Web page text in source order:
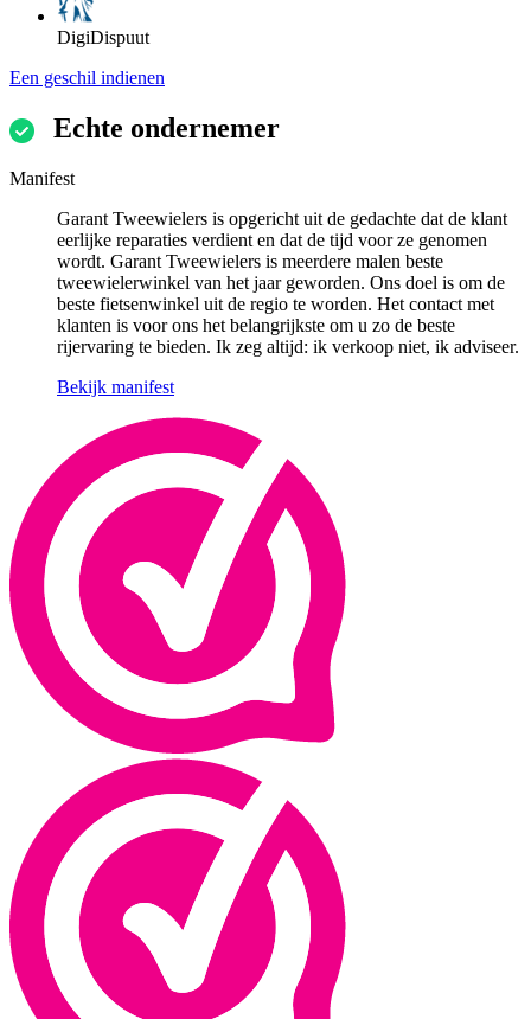
DigiDispuut
Een geschil indienen
Echte ondernemer
Manifest
Garant Tweewielers is opgericht uit de gedachte dat de klant
eerlijke reparaties verdient en dat de tijd voor ze genomen
wordt. Garant Tweewielers is meerdere malen beste
tweewielerwinkel van het jaar geworden. Ons doel is om de
beste fietsenwinkel uit de regio te worden. Het contact met
klanten is voor ons het belangrijkste om u zo de beste
rijervaring te bieden. Ik zeg altijd: ik verkoop niet, ik adviseer.
Bekijk manifest